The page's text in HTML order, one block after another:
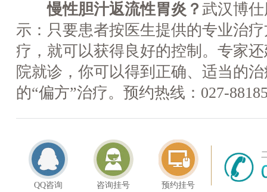
慢性胆汁返流性胃炎？ 武汉博
示：只要患者按医生提供的专业治
疗，就可以获得良好的控制。专家
院就诊，你可以得到正确、适当的
的“偏方”治疗。预约热线：027-
QQ咨询 咨询挂号 预约挂号